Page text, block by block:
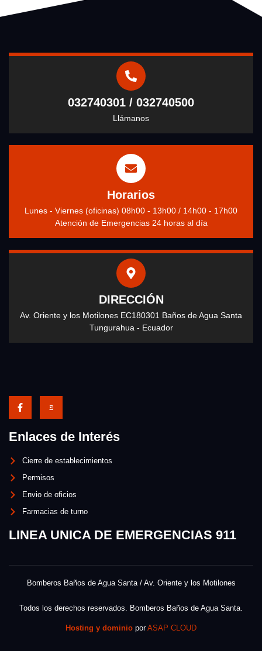
032740301 / 032740500
Llámanos
Horarios
Lunes - Viernes (oficinas) 08h00 - 13h00 / 14h00 - 17h00
Atención de Emergencias 24 horas al día
DIRECCIÓN
Av. Oriente y los Motilones EC180301 Baños de Agua Santa
Tungurahua - Ecuador
Enlaces de Interés
Cierre de establecimientos
Permisos
Envio de oficios
Farmacias de turno
LINEA UNICA DE EMERGENCIAS 911
Bomberos Baños de Agua Santa / Av. Oriente y los Motilones
Todos los derechos reservados. Bomberos Baños de Agua Santa.
Hosting y dominio porASAP CLOUD